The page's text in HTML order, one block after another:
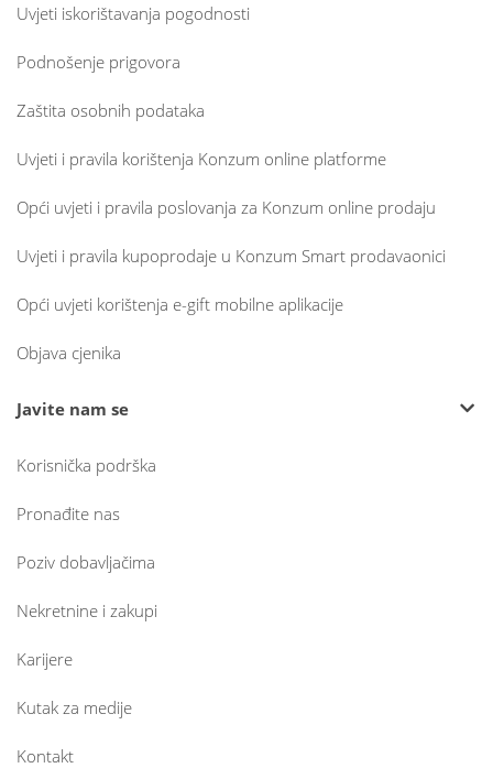
Uvjeti iskorištavanja pogodnosti
Podnošenje prigovora
Zaštita osobnih podataka
Uvjeti i pravila korištenja Konzum online platforme
Opći uvjeti i pravila poslovanja za Konzum online prodaju
Uvjeti i pravila kupoprodaje u Konzum Smart prodavaonici
Opći uvjeti korištenja e-gift mobilne aplikacije
Objava cjenika
Javite nam se
Korisnička podrška
Pronađite nas
Poziv dobavljačima
Nekretnine i zakupi
Karijere
Kutak za medije
Kontakt